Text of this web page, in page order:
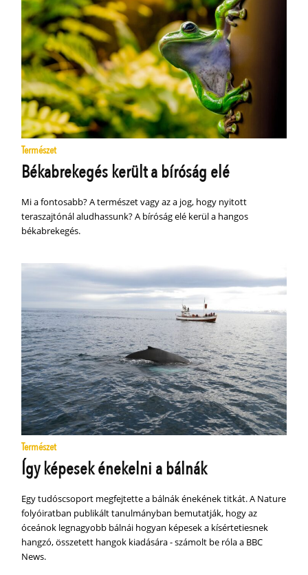
Természet
Békabrekegés került a bíróság elé
Mi a fontosabb? A természet vagy az a jog, hogy nyitott
teraszajtónál aludhassunk? A bíróság elé kerül a hangos
békabrekegés.
Természet
Így képesek énekelni a bálnák
Egy tudóscsoport megfejtette a bálnák énekének titkát. A Nature
folyóiratban publikált tanulmányban bemutatják, hogy az
óceánok legnagyobb bálnái hogyan képesek a kísértetiesnek
hangzó, összetett hangok kiadására - számolt be róla a BBC
News.